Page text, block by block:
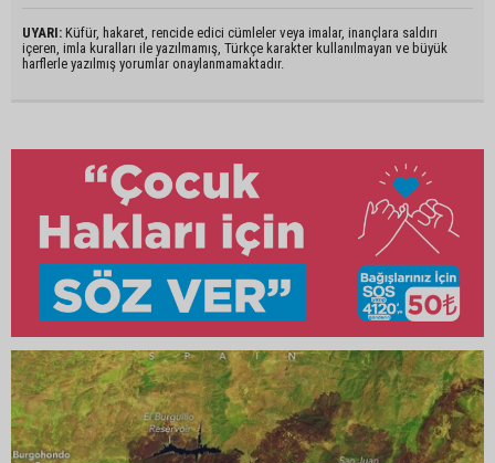
UYARI: Küfür, hakaret, rencide edici cümleler veya imalar, inançlara saldırı
içeren, imla kuralları ile yazılmamış, Türkçe karakter kullanılmayan ve büyük
harflerle yazılmış yorumlar onaylanmamaktadır.